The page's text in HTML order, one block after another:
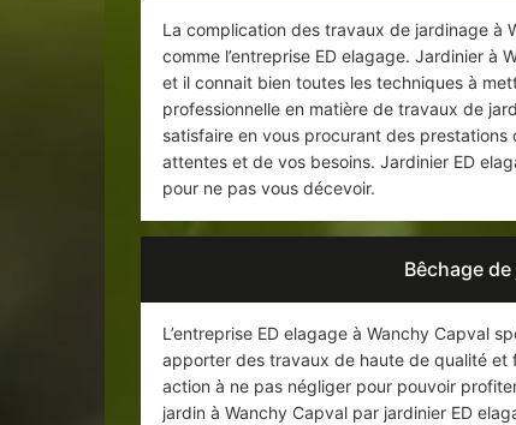
La complication des travaux de jardinage à
comme l’entreprise ED elagage. Jardinier à
et il connait bien toutes les techniques à
professionnelle en matière de travaux de
satisfaire en vous procurant des
attentes et de vos besoins. Jardinier ED
pour ne pas vous décevoir.
Bêchage
L’entreprise ED elagage à Wanchy Capval
apporter des travaux de haute de qualité
action à ne pas négliger pour pouvoir
jardin à Wanchy Capval par jardinier ED